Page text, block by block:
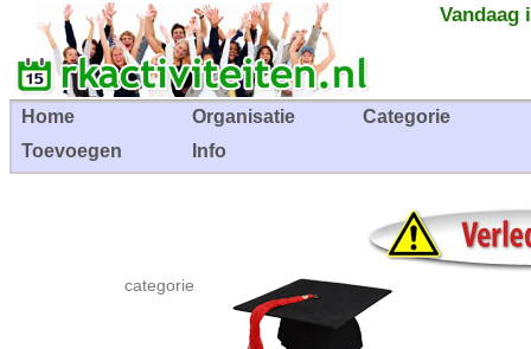
Vandaag
Home Organisatie
Categorie
Toevoegen
Info
categorie